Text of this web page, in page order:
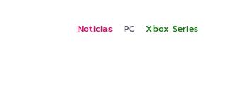
Noticias PC Xbox Series